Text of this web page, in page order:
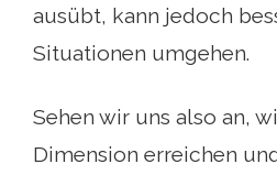
ausübt, kann jedoch
Situationen umgehen.
Sehen wir uns also an,
Dimension erreichen